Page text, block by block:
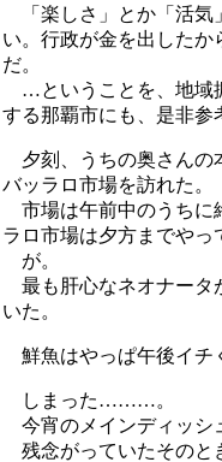
「楽しさ」とか「活気
い。行政が金を出した
だ。
…ということを、地域
する那覇市にも、是非
夕刻、うちの奥さんの
バッラロ市場を訪れた。
市場は午前中のうちに
ラロ市場は夕方までやっ
が。
最も肝心なネオナータ
いた。
鮮魚はやっぱ午後イチ
しまった………。
今宵のメインディッ
残念がっていたそのと